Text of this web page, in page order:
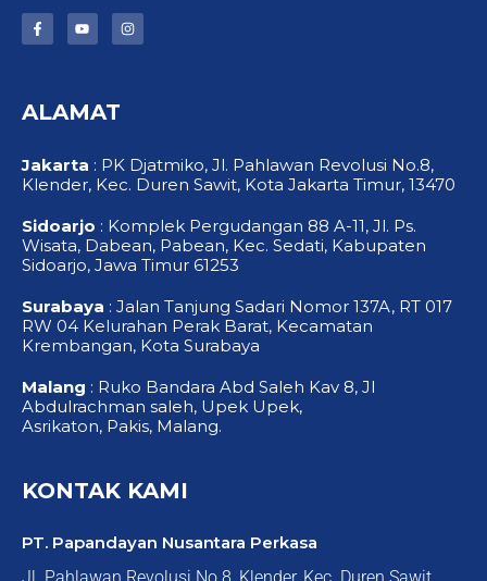
F
a
o
o
Y
o
b
e
I
n
ALAMAT
Jakarta : PK Djatmiko, Jl. Pahlawan Revolusi No.8,
Klender, Kec. Duren Sawit, Kota Jakarta Timur, 13470
Sidoarjo : Komplek Pergudangan 88 A-11, Jl. Ps.
Wisata, Dabean, Pabean, Kec. Sedati, Kabupaten
Sidoarjo, Jawa Timur 61253
Surabaya : Jalan Tanjung Sadari Nomor 137A, RT 017
RW 04 Kelurahan Perak Barat, Kecamatan
Krembangan, Kota Surabaya
Malang : Ruko Bandara Abd Saleh Kav 8, Jl
Abdulrachman saleh, Upek Upek,
Asrikaton, Pakis, Malang.
KONTAK KAMI
PT. Papandayan Nusantara Perkasa